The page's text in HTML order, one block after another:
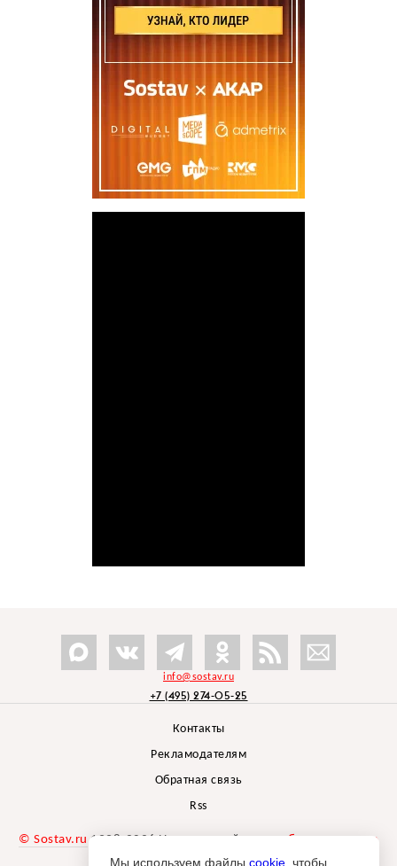
info@sostav.ru
+7 (495) 274-05-25
Контакты
Рекламодателям
Обратная связь
Rss
© Sostav.ru 1998-2026 Независимый проектбрендингового
агентства Depot
Мы используем файлы cookie , чтобы